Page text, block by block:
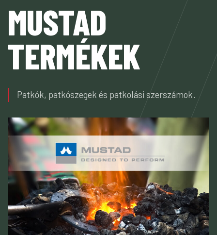
MUSTAD
TERMÉKEK
Patkók, patkószegek és patkolási szerszámok.